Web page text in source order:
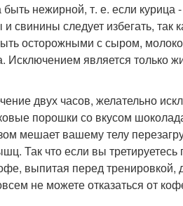
нежирной, т. е. если курица
свинины следует избегать,
осторожными с сыром,
Исключением является только
двух часов, желательно
порошки со вкусом
мешает вашему телу
Так что если вы
выпитая перед
не можете отказаться от